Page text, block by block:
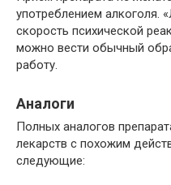
употреблением алкоголя.
скорость психической
можно вести обычный
работу.
Аналоги
Полных аналогов
лекарств с похожим
следующие: